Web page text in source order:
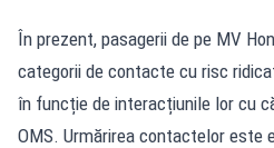
În prezent, pasagerii de pe MV
categorii de contacte cu risc
în funcție de interacțiunile lor cu
OMS. Urmărirea contactelor este